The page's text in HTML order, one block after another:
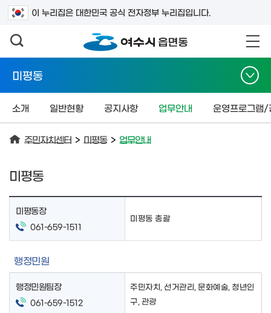
이 누리집은 대한민국 공식 전자정부 누리집입니다.
검색어를 입력하세요
미평동
소개 일반현황 공지사항 업무안내 운영프로그램/
주민자치센터 > 미평동 > 업무안내
미평동
미평동장
061-659-1511
미평동 총괄
행정민원
행정민원팀장
061-659-1512
주민자치, 선거관리, 문화예술, 청년인
구, 관광